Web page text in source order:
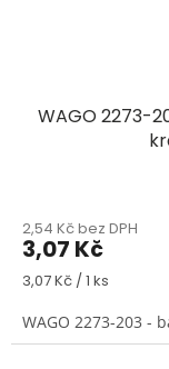
WAGO 2273-
2,54 Kč bez DPH
3,07 Kč
Měrná
3,07 Kč / 1 ks
WAGO 2273-203 -